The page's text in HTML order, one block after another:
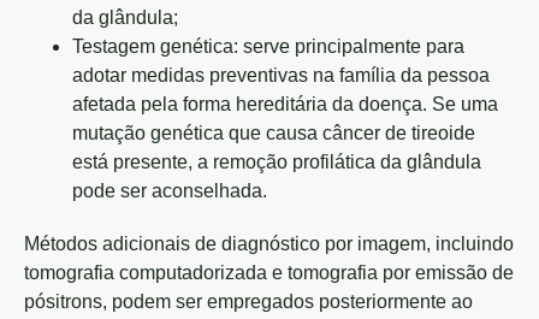
da glândula;
Testagem genética: serve principalmente para
adotar medidas preventivas na família da pessoa
afetada pela forma hereditária da doença. Se uma
mutação genética que causa câncer de tireoide
está presente, a remoção profilática da glândula
pode ser aconselhada.
Métodos adicionais de diagnóstico por imagem, incluindo
tomografia computadorizada e tomografia por emissão de
pósitrons, podem ser empregados posteriormente ao